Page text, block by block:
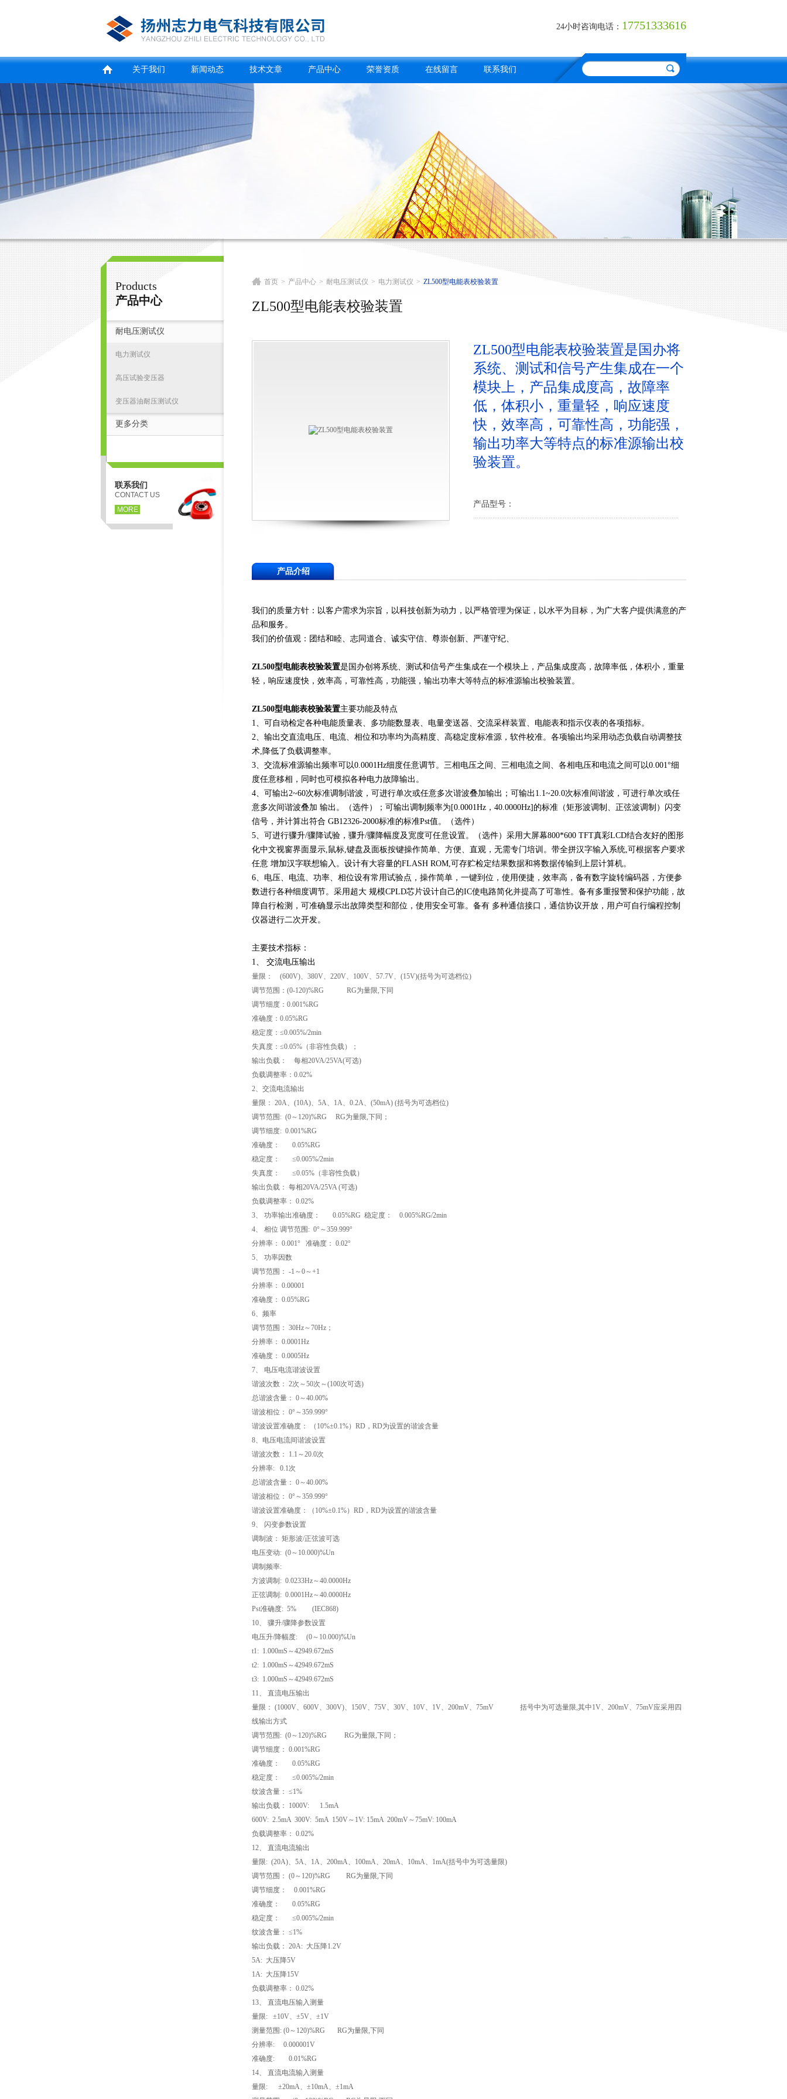
扬州志力电气科技有限公司/扬州高压测试仪
24小时咨询电话： 17751333616
关于我们 新闻动态 技术文章 产品中心 荣誉资质 在线留言 联系我们
Products
产品中心
耐电压测试仪
电力测试仪
高压试验变压器
变压器油耐压测试仪
更多分类
联系我们
CONTACT US
MORE
首页 > 产品中心 > 耐电压测试仪 > 电力测试仪 > ZL500型电能表校验装置
ZL500型电能表校验装置
ZL500型电能表校验装置是国办将
系统、测试和信号产生集成在一个
模块上，产品集成度高，故障率
低，体积小，重量轻，响应速度
快，效率高，可靠性高，功能强，
输出功率大等特点的标准源输出校
验装置。
产品型号：
产品介绍
我们的质量方针：以客户需求为宗旨，以科技创新为动力，以严格管理为保证，以水平为目标，为广大客户提供满意的产
品和服务。
我们的价值观：团结和睦、志同道合、诚实守信、尊崇创新、严谨守纪、
ZL500型电能表校验装置是国办创将系统、测试和信号产生集成在一个模块上，产品集成度高，故障率低，体积小，重量
轻，响应速度快，效率高，可靠性高，功能强，输出功率大等特点的标准源输出校验装置。
ZL500型电能表校验装置主要功能及特点
1、可自动检定各种电能质量表、多功能数显表、电量变送器、交流采样装置、电能表和指示仪表的各项指标。
2、输出交直流电压、电流、相位和功率均为高精度、高稳定度标准源，软件校准。各项输出均采用动态负载自动调整技
术,降低了负载调整率。
3、交流标准源输出频率可以0.0001Hz细度任意调节。三相电压之间、三相电流之间、各相电压和电流之间可以0.001°细
度任意移相，同时也可模拟各种电力故障输出。
4、可输出2~60次标准调制谐波，可进行单次或任意多次谐波叠加输出；可输出1.1~20.0次标准间谐波，可进行单次或任
意多次间谐波叠加 输出。（选件）；可输出调制频率为[0.0001Hz，40.0000Hz]的标准（矩形波调制、正弦波调制）闪变
信号，并计算出符合 GB12326-2000标准的标准Pst值。（选件）
5、可进行骤升/骤降试验，骤升/骤降幅度及宽度可任意设置。（选件）采用大屏幕800*600 TFT真彩LCD结合友好的图形
化中文视窗界面显示,鼠标,键盘及面板按键操作简单、方便、直观，无需专门培训。带全拼汉字输入系统,可根据客户要求
任意 增加汉字联想输入。设计有大容量的FLASH ROM,可存贮检定结果数据和将数据传输到上层计算机。
6、电压、电流、功率、相位设有常用试验点，操作简单，一键到位，使用便捷，效率高，备有数字旋转编码器，方便参
数进行各种细度调节。采用超大 规模CPLD芯片设计自己的IC使电路简化并提高了可靠性。备有多重报警和保护功能，故
障自行检测，可准确显示出故障类型和部位，使用安全可靠。备有 多种通信接口，通信协议开放，用户可自行编程控制
仪器进行二次开发。
主要技术指标：
1、 交流电压输出
量限： (600V)、380V、220V、100V、57.7V、(15V)(括号为可选档位)
调节范围：(0-120)%RG RG为量限,下同
调节细度：0.001%RG
准确度：0.05%RG
稳定度：≤0.005%/2min
失真度：≤0.05%（非容性负载）；
输出负载： 每相20VA/25VA(可选)
负载调整率：0.02%
2、交流电流输出
量限： 20A、(10A)、5A、1A、0.2A、(50mA) (括号为可选档位)
调节范围: (0～120)%RG RG为量限,下同；
调节细度: 0.001%RG
准确度： 0.05%RG
稳定度： ≤0.005%/2min
失真度： ≤0.05%（非容性负载）
输出负载： 每相20VA/25VA (可选)
负载调整率： 0.02%
3、 功率输出准确度： 0.05%RG 稳定度： 0.005%RG/2min
4、 相位 调节范围: 0°～359.999°
分辨率： 0.001° 准确度： 0.02°
5、 功率因数
调节范围： -1～0～+1
分辨率： 0.00001
准确度： 0.05%RG
6、频率
调节范围： 30Hz～70Hz；
分辨率： 0.0001Hz
准确度： 0.0005Hz
7、 电压电流谐波设置
谐波次数： 2次～50次～(100次可选)
总谐波含量： 0～40.00%
谐波相位： 0°～359.999°
谐波设置准确度： （10%±0.1%）RD，RD为设置的谐波含量
8、电压电流间谐波设置
谐波次数： 1.1～20.0次
分辨率: 0.1次
总谐波含量： 0～40.00%
谐波相位： 0°～359.999°
谐波设置准确度：（10%±0.1%）RD，RD为设置的谐波含量
9、 闪变参数设置
调制波： 矩形波/正弦波可选
电压变动: (0～10.000)%Un
调制频率:
方波调制: 0.0233Hz～40.0000Hz
正弦调制: 0.0001Hz～40.0000Hz
Pst准确度: 5% (IEC868)
10、 骤升/骤降参数设置
电压升/降幅度: (0～10.000)%Un
t1: 1.000mS～42949.672mS
t2: 1.000mS～42949.672mS
t3: 1.000mS～42949.672mS
11、 直流电压输出
量限： (1000V、600V、300V)、150V、75V、30V、10V、1V、200mV、75mV 括号中为可选量限,其中1V、200mV、75mV应采用四
线输出方式
调节范围: (0～120)%RG RG为量限,下同；
调节细度： 0.001%RG
准确度： 0.05%RG
稳定度： ≤0.005%/2min
纹波含量： ≤1%
输出负载： 1000V: 1.5mA
600V: 2.5mA 300V: 5mA 150V～1V: 15mA 200mV～75mV: 100mA
负载调整率： 0.02%
12、 直流电流输出
量限: (20A)、5A、1A、200mA、100mA、20mA、10mA、1mA(括号中为可选量限)
调节范围： (0～120)%RG RG为量限,下同
调节细度： 0.001%RG
准确度： 0.05%RG
稳定度： ≤0.005%/2min
纹波含量： ≤1%
输出负载： 20A: 大压降1.2V
5A: 大压降5V
1A: 大压降15V
负载调整率： 0.02%
13、 直流电压输入测量
量限: ±10V、±5V、±1V
测量范围: (0～120)%RG RG为量限,下同
分辨率: 0.000001V
准确度: 0.01%RG
14、 直流电流输入测量
量限: ±20mA、±10mA、±1mA